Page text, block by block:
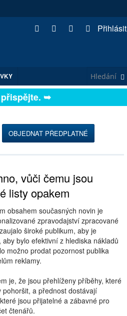
Přihlásit
➥
OBJEDNAT PŘEDPLATNÉ
vůči čemu jsou
listy opakem
obsahem současných novin je
zpravodajství zpracované
široké publikum, aby je
aby bylo efektivní z hlediska nákladů
možno prodat pozornost publika
reklamy.
je, že jsou přehlíženy příběhy, které
pohoršit, a přednost dostávají
jsou přijatelné a zábavné pro
čtenářů.